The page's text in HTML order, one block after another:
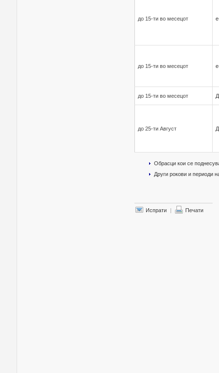
до 15-ти во месецот
до 15-ти во месецот
до 15-ти во месецот
до 25-ти Август
Обрасци кои се
Други рокови и периоди
Испрати | Печати